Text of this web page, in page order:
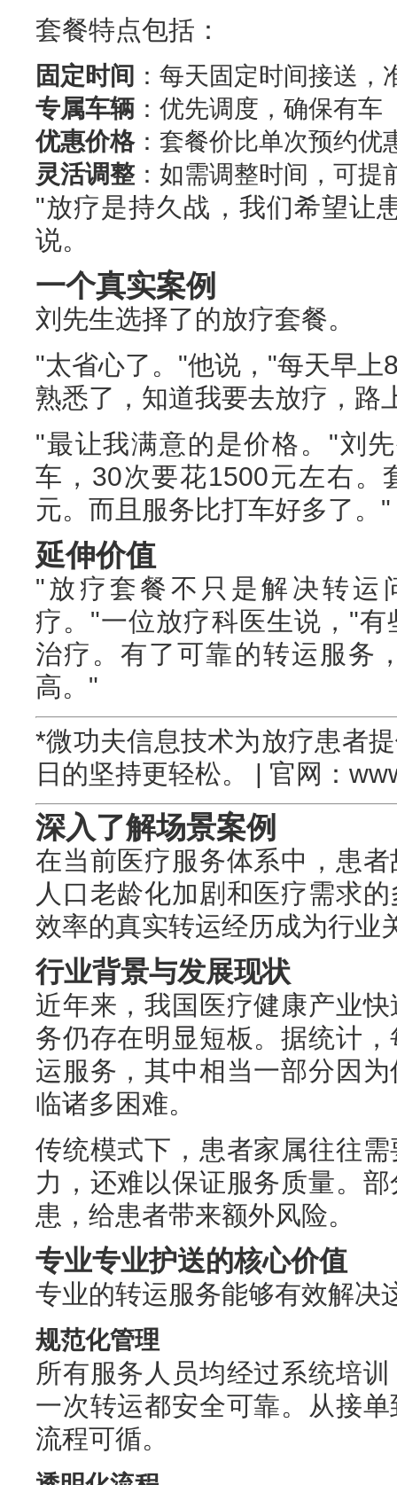
套餐特点包括：
固定时间 ：每天固定时间接送，
专属车辆 ：优先调度，确保有车
优惠价格：套餐价比单次预约优
灵活调整：如需调整时间，可提
"放疗是持久战，我们希望让
说。
一个真实案例
刘先生选择了的放疗套餐。
"太省心了。"他说，"每天早
熟悉了，知道我要去放疗，路
"最让我满意的是价格。"刘
车，30次要花1500元左右。
元。而且服务比打车好多了。"
延伸价值
"放疗套餐不只是解决转运
疗。"一位放疗科医生说，"
治疗。有了可靠的转运服务
高。"
*微功夫信息技术为放疗患者
日的坚持更轻松。 | 官网：
深入了解场景案例
在当前医疗服务体系中，患
人口老龄化加剧和医疗需求
效率的真实转运经历成为行业
行业背景与发展现状
近年来，我国医疗健康产业
务仍存在明显短板。据统计
运服务，其中相当一部分因
临诸多困难。
传统模式下，患者家属往往
力，还难以保证服务质量。
患，给患者带来额外风险。
专业专业护送的核心价值
专业的转运服务能够有效解决
规范化管理
所有服务人员均经过系统培
一次转运都安全可靠。从接
流程可循。